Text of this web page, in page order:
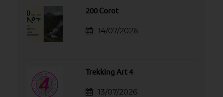
200 Corot
14/07/2026
Trekking Art 4
13/07/2026